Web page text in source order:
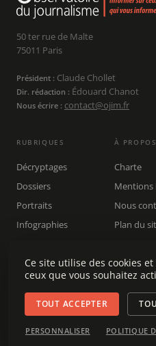
50 ter rue de Malte
75011 Paris
Président : Claude Chollet
Dir. rédaction : Édouard Chanot
Nous écrire : contact@ojim.fr
RUBRIQUES
Décryptages
Dossiers
Portraits
Infographies
Rechercher
À PROPOS
Charte
Mentions
Nous
Plan du
© 2026 Observatoire du journalisme
Gestion des cookies
Ce site utilise des cookies
ceux que vous souhaitez
TOUT ACCEPTER
PERSONNALISER POLITIQUE